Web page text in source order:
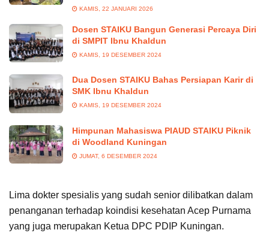
KAMIS, 22 JANUARI 2026
Dosen STAIKU Bangun Generasi Percaya Diri
di SMPIT Ibnu Khaldun
KAMIS, 19 DESEMBER 2024
Dua Dosen STAIKU Bahas Persiapan Karir di
SMK Ibnu Khaldun
KAMIS, 19 DESEMBER 2024
Himpunan Mahasiswa PIAUD STAIKU Piknik
di Woodland Kuningan
JUMAT, 6 DESEMBER 2024
Lima dokter spesialis yang sudah senior dilibatkan dalam
penanganan terhadap koindisi kesehatan Acep Purnama
yang juga merupakan Ketua DPC PDIP Kuningan.